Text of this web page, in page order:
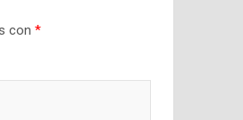
con *